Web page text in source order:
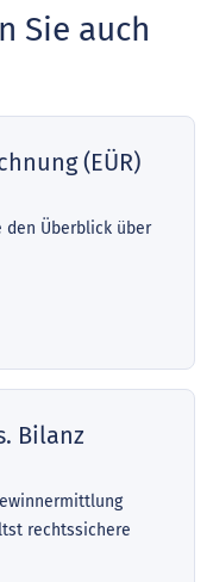
Sie auch
(EÜR)
den Überblick über
Bilanz
rechtssichere